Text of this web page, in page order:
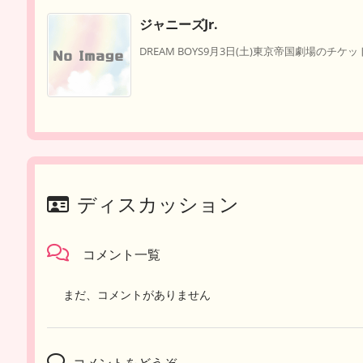
ジャニーズJr.
DREAM BOYS9月3日(土)東京帝国劇場のチケ
ディスカッション
コメント一覧
まだ、コメントがありません